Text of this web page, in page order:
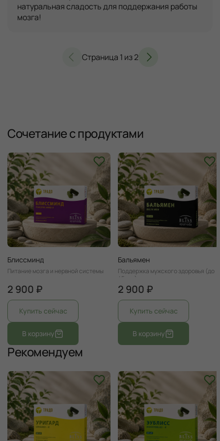
натуральная сладость для поддержания работы
мозга!
Страница 1 из2
Сочетание с продуктами
Блиссминд
Питание мозга и нервной системы
2 900 ₽
Бальямен
Поддержка мужского здоровья (до
45лет)
2 900 ₽
Рекомендуем